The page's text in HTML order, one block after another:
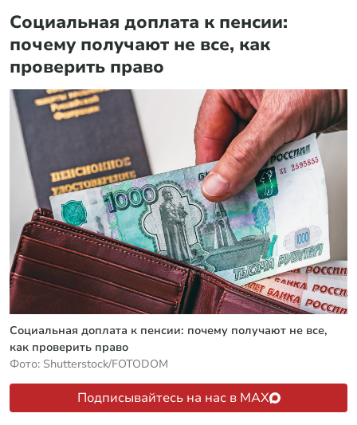
Социальная доплата к пенсии:
почему получают не все, как
проверить право
Социальная доплата к пенсии: почему получают не все,
как проверить право
Фото: Shutterstock/FOTODOM
Подписывайтесь на нас в MAX